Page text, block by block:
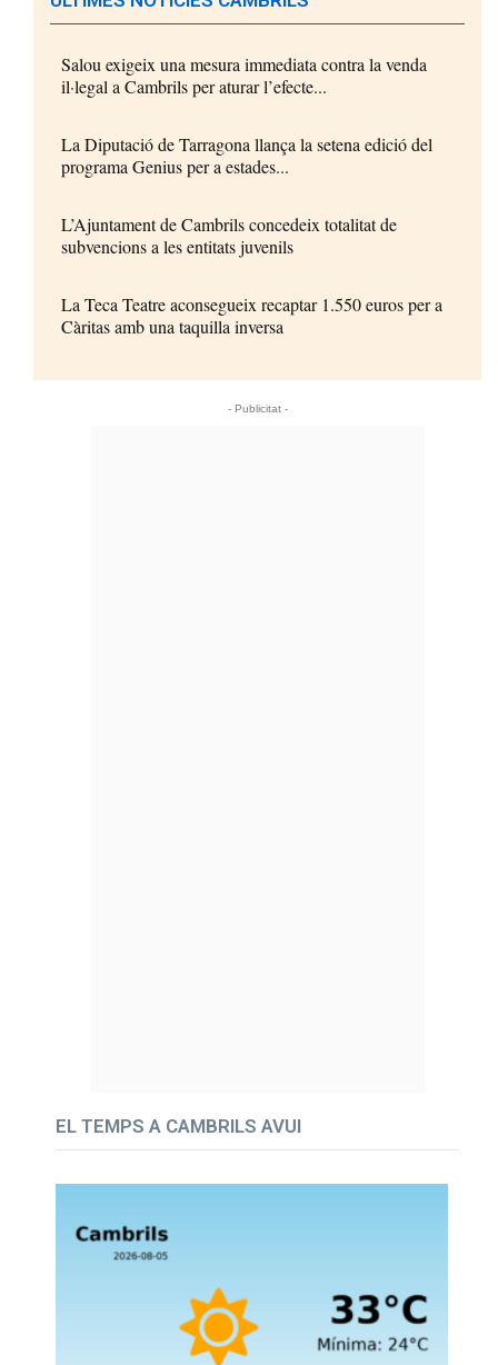
Salou exigeix una mesura immediata contra la venda
il·legal a Cambrils per aturar l’efecte...
La Diputació de Tarragona llança la setena edició del
programa Genius per a estades...
L’Ajuntament de Cambrils concedeix totalitat de
subvencions a les entitats juvenils
La Teca Teatre aconsegueix recaptar 1.550 euros per a
Càritas amb una taquilla inversa
- Publicitat -
EL TEMPS A CAMBRILS AVUI